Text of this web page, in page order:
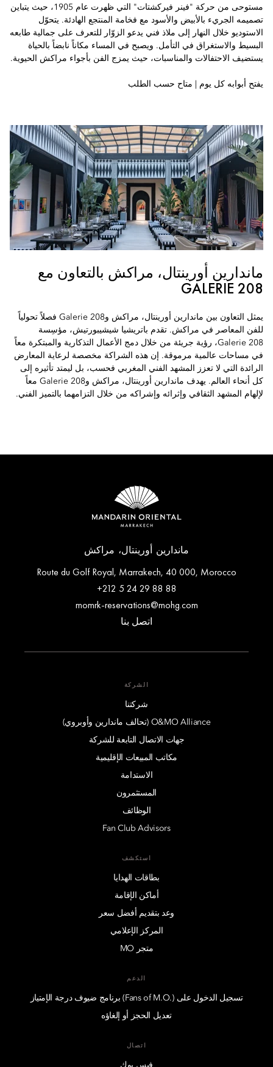
مستوحى من حركة "فينر فيركشتات" التي ظهرت عام 1905، حيث يتباين
تصميمه الجريء بالأبيض والأسود مع فخامة المنتجع الهادئة. يتحوّل
الاستوديو خلال النهار إلى ملاذ فني يدعو الزوّار للتعرف على جمالية طابعه
البسيط والاستغراق في التأمل. ويصبح في المساء مكاناً نابضاً بالحياة
يستضيف الاحتفالات والمناسبات، حيث يمزج الفن بأجواء مراكش الحيوية.
يفتح أبوابه كل يوم | متاح حسب الطلب
ماندارين أورينتال، مراكش بالتعاون مع
GALERIE 208
يمثل التعاون بين ماندارين أورينتال، مراكش وGalerie 208 فصلاً تحولياً
للفن المعاصر في مراكش. تقدم باتريشيا شيشيبورتيش، مؤسِسة
Galerie 208، رؤية جريئة من خلال دمج الأعمال التذكارية والمبتكرة معاً
في مساحات عالمية مرموقة. إن هذه الشراكة مخصصة لرعاية المعارض
الرائدة التي لا تعزز المشهد الفني المغربي فحسب، بل ليمتد تأثيره إلى
كل أنحاء العالم. يهدف ماندارين أورينتال، مراكش وGalerie 208 معاً
لإلهام المشهد الثقافي وإثرائه وإشراكه من خلال التزامهما بالتميز الفني.
ماندارين أورينتال، مراكش
Route du Golf Royal, Marrakech, 40 000, Morocco
+212 5 24 29 88 88
momrk-reservations@mohg.com
اتصل بنا
الشركة
شركتنا
O&MO Alliance (تحالف ماندارين وأوبروي)
جهات الاتصال التابعة للشركة
مكاتب المبيعات الإقليمية
الاستدامة
المستثمرون
الوظائف
Fan Club Advisors
استكشف
بطاقات الهدايا
أماكن الإقامة
وعد بتقديم أفضل سعر
المركز الإعلامي
متجر MO
الدعم
تسجيل الدخول على (.Fans of M.O) برنامج ضيوف درجة الإمتياز
تعديل الحجز أو إلغاؤه
اتصال
فيس بوك